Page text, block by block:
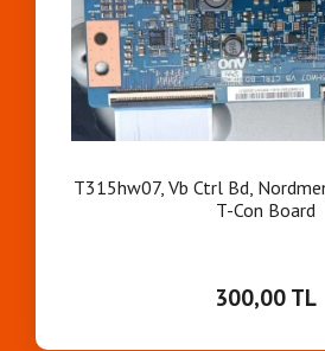
T315hw07, Vb Ctrl Bd,
T-Con Board
300,00 TL